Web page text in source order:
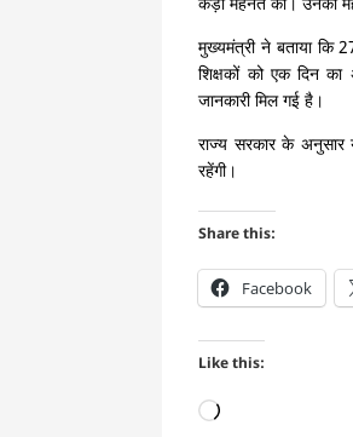
कड़ी मेहनत की। उनकी
मुख्यमंत्री ने बताया
शिक्षकों को एक दिन
जानकारी मिल गई है।
राज्य सरकार के अनुसार
रहेंगी।
Share this:
Facebook
Like this:
Loading…